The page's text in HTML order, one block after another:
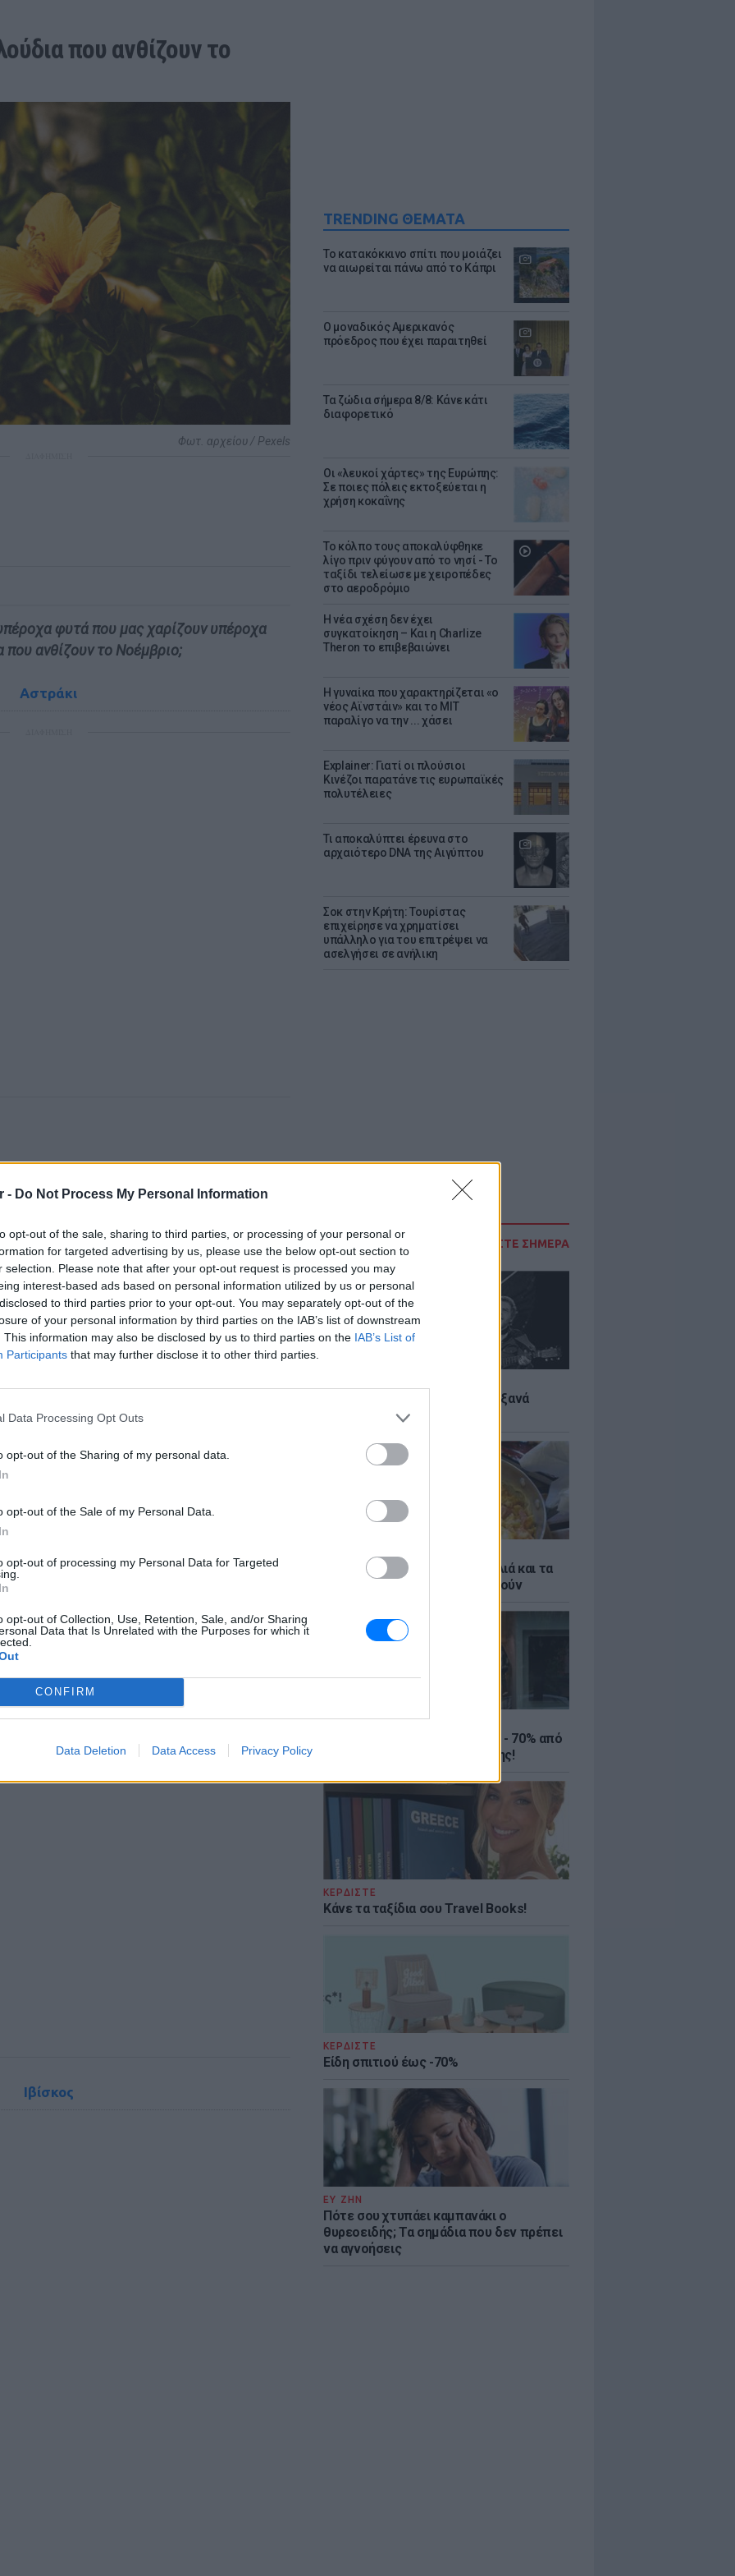
- Do Not Process My Personal Information
opt-out of the sale, sharing to third parties, or processing of your personal or
for targeted advertising by us, please use the below opt-out section to
selection. Please note that after your opt-out request is processed you may
interest-based ads based on personal information utilized by us or personal
to third parties prior to your opt-out. You may separately opt-out of the
of your personal information by third parties on the IAB’s list of downstream
This information may also be disclosed by us to third parties on the IAB’s List of
Participants that may further disclose it to other third parties.
Data Processing Opt Outs
opt-out of the Sharing of my personal data.
opt-out of the Sale of my Personal Data.
opt-out of processing my Personal Data for Targeted
opt-out of Collection, Use, Retention, Sale, and/or Sharing
Data that Is Unrelated with the Purposes for which it
CONFIRM
Data Deletion Data Access Privacy Policy
TRENDING ΘΕΜΑΤΑ
Το κατακόκκινο σπίτι που μοιάζει
να αιωρείται πάνω από το Κάπρι
Ο μοναδικός Αμερικανός
πρόεδρος που έχει παραιτηθεί
Τα ζώδια σήμερα 8/8: Κάνε κάτι
διαφορετικό
Οι «λευκοί χάρτες» της Ευρώπης:
Σε ποιες πόλεις εκτοξεύεται η
χρήση κοκαΐνης
Το κόλπο τους αποκαλύφθηκε
λίγο πριν φύγουν από το νησί - Το
ταξίδι τελείωσε με χειροπέδες
στο αεροδρόμιο
Η νέα σχέση δεν έχει
συγκατοίκηση – Και η Charlize
Theron το επιβεβαιώνει
Η γυναίκα που χαρακτηρίζεται «ο
νέος Αϊνστάιν» και το MIT
παραλίγο να την ... χάσει
Explainer: Γιατί οι πλούσιοι
Κινέζοι παρατάνε τις ευρωπαϊκές
πολυτέλειες
Τι αποκαλύπτει έρευνα στο
αρχαιότερο DNA της Αιγύπτου
Σοκ στην Κρήτη: Τουρίστας
επιχείρησε να χρηματίσει
υπάλληλο για του επιτρέψει να
ασελγήσει σε ανήλικη
ΔΙΑΒΑΣΤΕ ΣΗΜΕΡΑ
5 one-hit wonders που έγιναν ξανά
διάσημοι από… ατύχημα
Ελληνικό γιαούρτι: Μία κουταλιά και τα
scrambled eggs θα απογειωθούν
ΚΕΡΔΙΣΤΕ
Καλοκαιρινές εκπτώσεις έως - 70% από
τα μεγαλύτερα eshops ένδυσης!
ΚΕΡΔΙΣΤΕ
Κάνε τα ταξίδια σου Travel Books!
ΚΕΡΔΙΣΤΕ
Είδη σπιτιού έως -70%
ΕΥ ΖΗΝ
Πότε σου χτυπάει καμπανάκι ο
θυρεοειδής; Τα σημάδια που δεν πρέπει
να αγνοήσεις
που ανθίζουν το
Φωτ. αρχείου / Pexels
φυτά που μας χαρίζουν υπέροχα
που ανθίζουν το Νοέμβριο;
Αστράκι
φυτό με πανέμορφα λουλούδια που
κόκκινο, ροζ, μωβ, μπλε και λευκό.
ΔΙΑΦΗΜΙΣΗ
Ιβίσκος